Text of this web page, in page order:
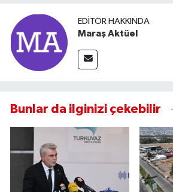
EDITÖR HAKKINDA
Maraş Aktüel
Bunlar da ilginizi çekebilir